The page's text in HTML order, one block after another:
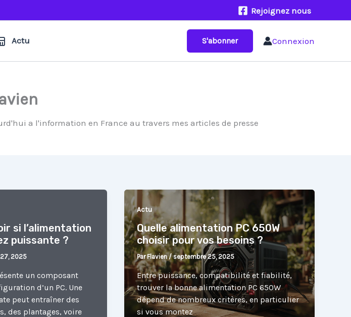
Rejoignez nous
Actu S'abonner Connexion
a l'information en France au travers mes articles de presse
si l’alimentation
puissante ?
2025
un composant
d’un PC. Une
peut entraîner des
des plantages, voire
Actu
Quelle alimentation PC 650W
choisir pour vos besoins ?
ParFlavien/septembre 25, 2025
Entre puissance, compatibilité et fiabilité,
trouver la bonne alimentation PC 650W
dépend de nombreux critères, en particulier
si vous montez